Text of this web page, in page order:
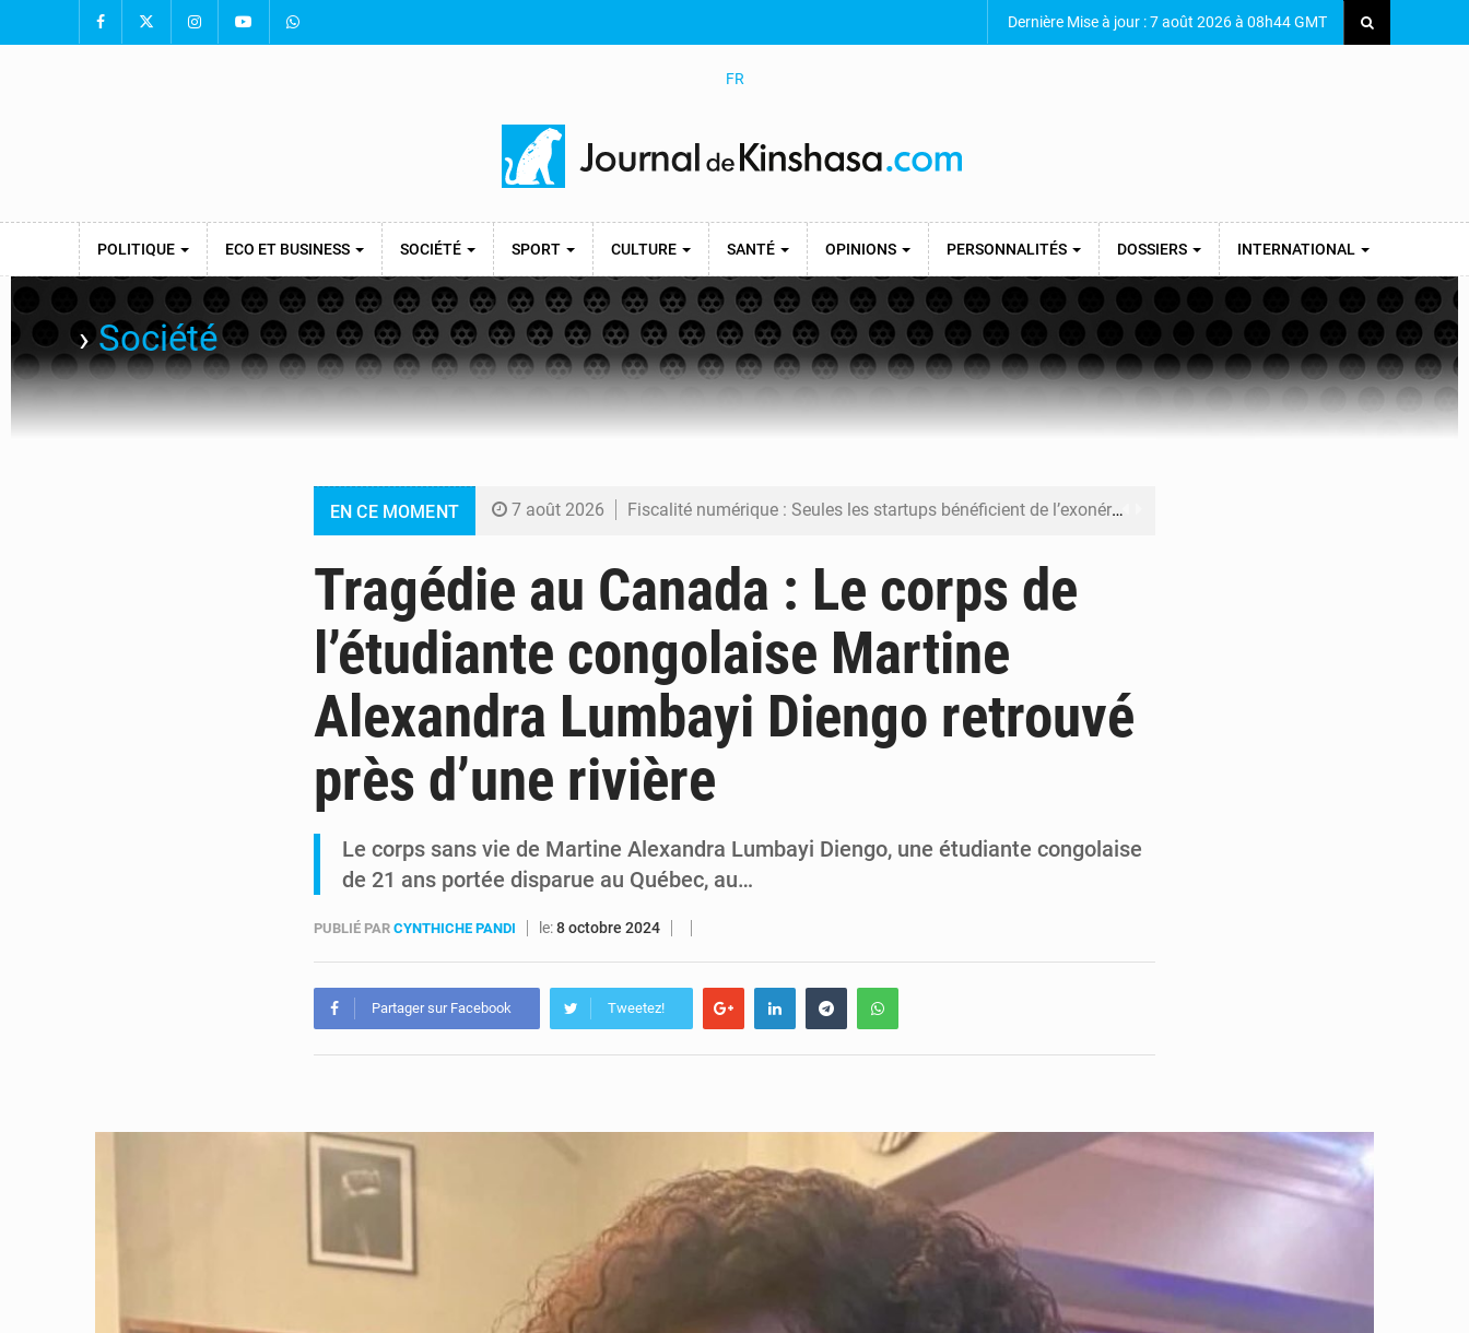
Dernière Mise à jour : 7 août 2026 à 08h44 GMT
FR
POLITIQUE ECO ET BUSINESS SOCIÉTÉ SPORT CULTURE SANTÉ OPINIONS PERSONNALITÉS DOSSIERS INTERNATIONAL
›Société
EN CE MOMENT 7 août 2026 Fiscalité numérique : Seules les startups bénéficient de l’exonération, mais l’arrêté interministériel reste en vigueur (Mise au point)
6 août 2026 Comment des milliers d’Africains protègent et font fructifier leur argent avec l’USDT
6 août 2026 RDC : Raïssa Malu lance les préparatifs d’une Table ronde nationale sur l’éducation inclusive des enfants handicapés
6 août 2026 Shadary et Minaku enfin transférés à l’auditorat militaire après 200 jours d’opacité
Tragédie au Canada : Le corps de
l’étudiante congolaise Martine
Alexandra Lumbayi Diengo retrouvé
près d’une rivière
Le corps sans vie de Martine Alexandra Lumbayi Diengo, une étudiante congolaise
de 21 ans portée disparue au Québec, au…
PUBLIÉ PAR CYNTHICHE PANDI le:8 octobre 2024
Partager sur Facebook Tweetez!